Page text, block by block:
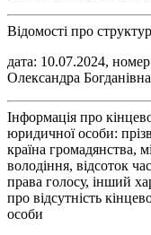
Відомості про
дата: 10.07.2024,
Олександра
Інформація про
юридичної особи:
країна громадянства,
володіння, відсоток
права голосу, інший
про відсутність
особи